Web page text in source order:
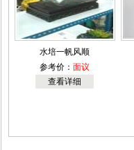
水培一帆风顺
参考价： 面议
查看详细